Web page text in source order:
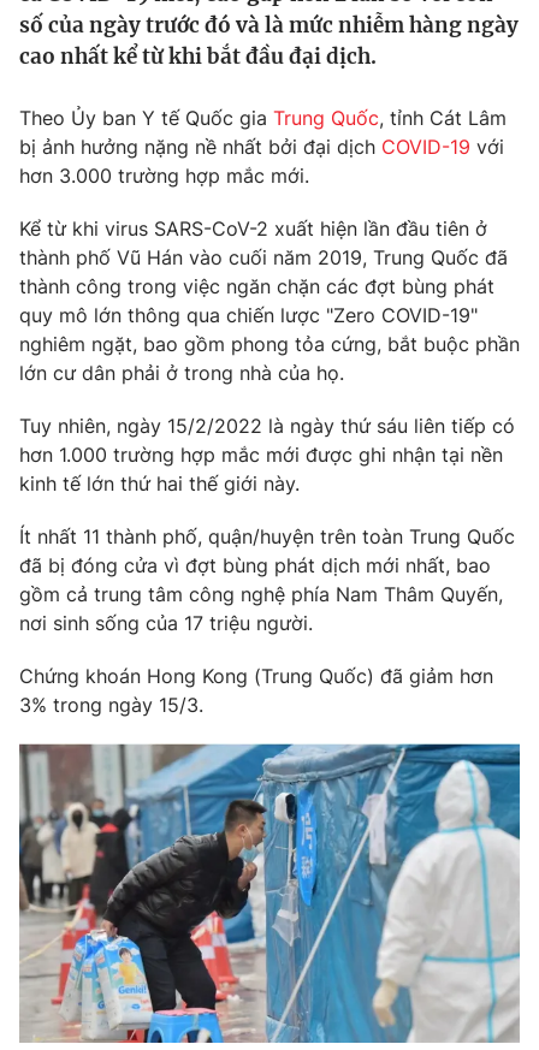
Thế giới đó đây
Câu chuyện quốc tế
Tài chính
Góc doanh nghiệp
Dữ liệu và đời sống
Truyền hình
Phim VTV
Hậu trường
Nhân vật
Khán giả
Giải sao mai
Điện ảnh
Âm nhạc
Sao
Đời sống
Du lịch
Làm đẹp
Chất lượng cuộc sống
Giáo dục
Học trực tuyến
Công nghệ
Hitech Công nghệ tương lai
Thị trường
Tư vấn
Giao lưu trực tuyến
Lịch phát sóng
Chuyên mục khác
Emagazine Podcast
Photo Infographic
Video Shorts video
VTV Money VTV Thể thao
VTV Sức khoẻ Bất động sản
Thị trường 24h Tấm lòng Việt
số của ngày trước đó và là mức nhiễm hàng ngày
cao nhất kể từ khi bắt đầu đại dịch.
Theo Ủy ban Y tế Quốc gia Trung Quốc, tỉnh Cát Lâm
bị ảnh hưởng nặng nề nhất bởi đại dịch COVID-19 với
hơn 3.000 trường hợp mắc mới.
Kể từ khi virus SARS-CoV-2 xuất hiện lần đầu tiên ở
thành phố Vũ Hán vào cuối năm 2019, Trung Quốc đã
thành công trong việc ngăn chặn các đợt bùng phát
quy mô lớn thông qua chiến lược "Zero COVID-19"
nghiêm ngặt, bao gồm phong tỏa cứng, bắt buộc phần
lớn cư dân phải ở trong nhà của họ.
Tuy nhiên, ngày 15/2/2022 là ngày thứ sáu liên tiếp có
hơn 1.000 trường hợp mắc mới được ghi nhận tại nền
kinh tế lớn thứ hai thế giới này.
Ít nhất 11 thành phố, quận/huyện trên toàn Trung Quốc
đã bị đóng cửa vì đợt bùng phát dịch mới nhất, bao
gồm cả trung tâm công nghệ phía Nam Thâm Quyến,
nơi sinh sống của 17 triệu người.
Chứng khoán Hong Kong (Trung Quốc) đã giảm hơn
3% trong ngày 15/3.